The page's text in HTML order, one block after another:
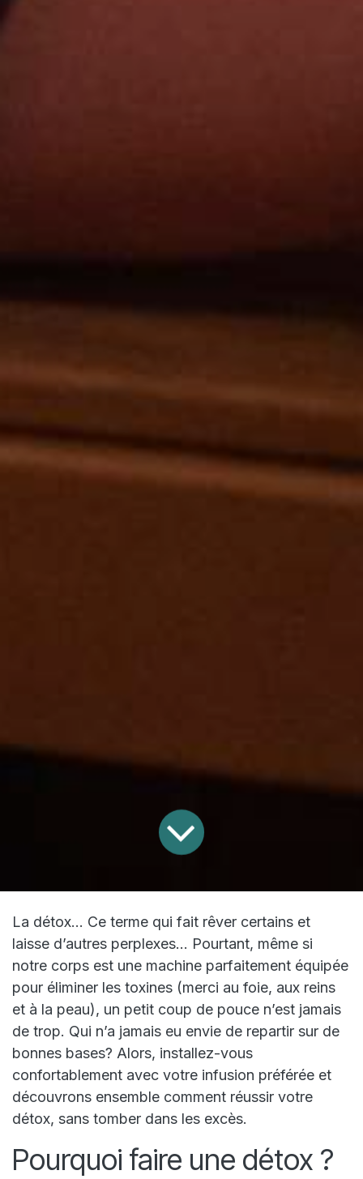
La détox… Ce terme qui fait rêver certains et
laisse d’autres perplexes... Pourtant, même si
notre corps est une machine parfaitement équipée
pour éliminer les toxines (merci au foie, aux reins
et à la peau), un petit coup de pouce n’est jamais
de trop. Qui n’a jamais eu envie de repartir sur de
bonnes bases? Alors, installez-vous
confortablement avec votre infusion préférée et
découvrons ensemble comment réussir votre
détox, sans tomber dans les excès.
Pourquoi faire une détox ?